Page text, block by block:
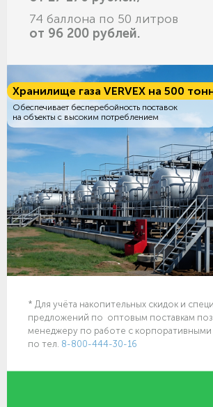
74 баллона по 50 литров
от 96 200 рублей.
Хранилище газа VERVEX на 500
Обеспечивает бесперебойность поставок
на объекты с высоким потреблением
* Для учёта накопительных скидок и
предложений по оптовым поставкам
менеджеру по работе с корпоративными
по тел. 8-800-444-30-16